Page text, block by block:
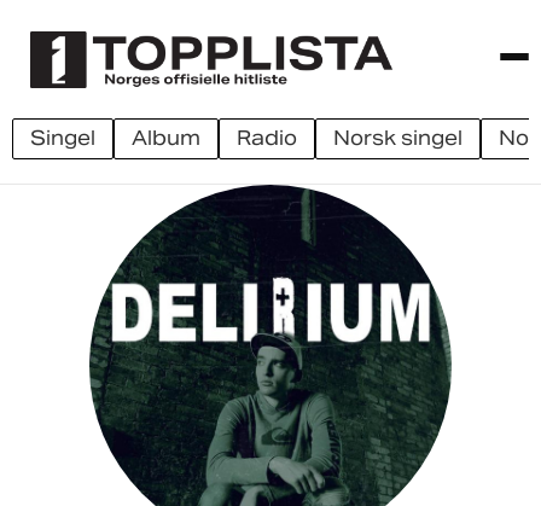
singel album radio norsk singel